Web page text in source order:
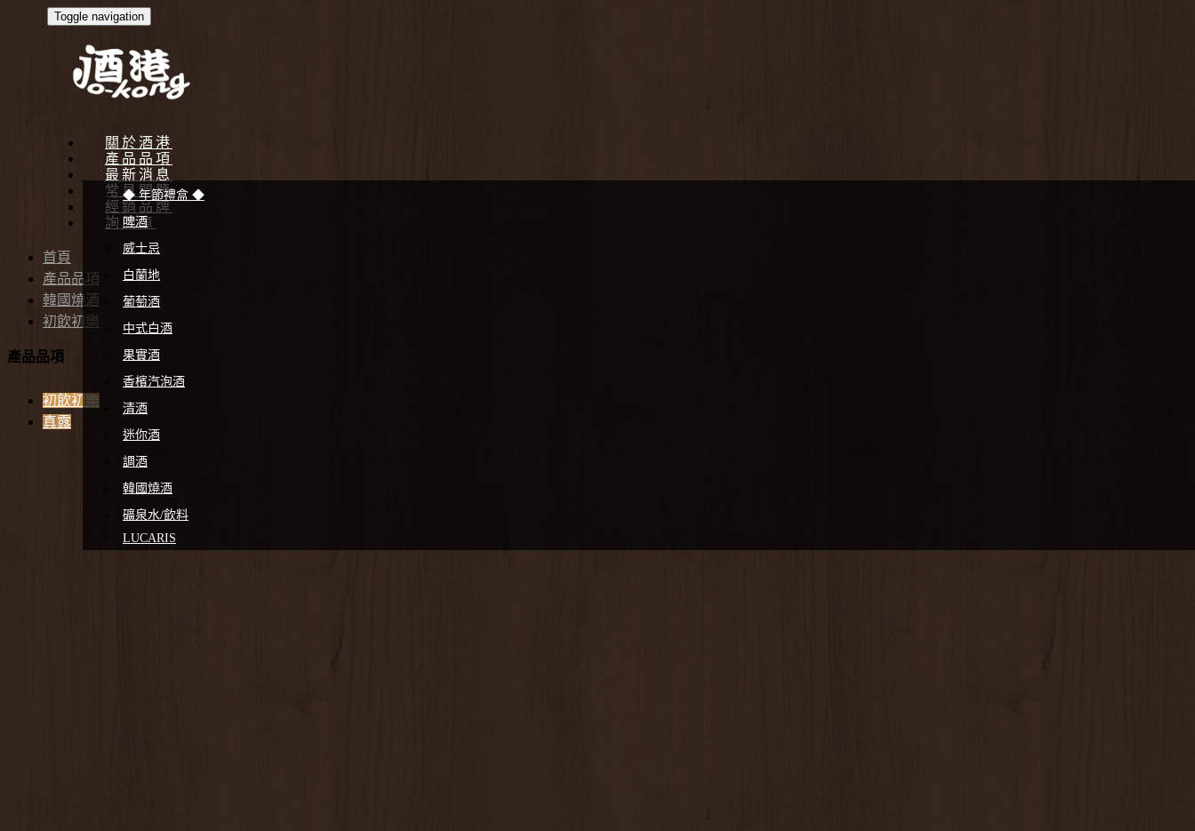
Toggle navigation
關於酒港
產品品項
◆ 年節禮盒 ◆
啤酒
威士忌
白蘭地
葡萄酒
中式白酒
果實酒
香檳汽泡酒
清酒
迷你酒
調酒
韓國燒酒
礦泉水/飲料
LUCARIS
最新消息
常見問題
經銷品牌
詢問車
首頁
產品品項
韓國燒酒
初飲初樂
產品品項
初飲初樂
真露